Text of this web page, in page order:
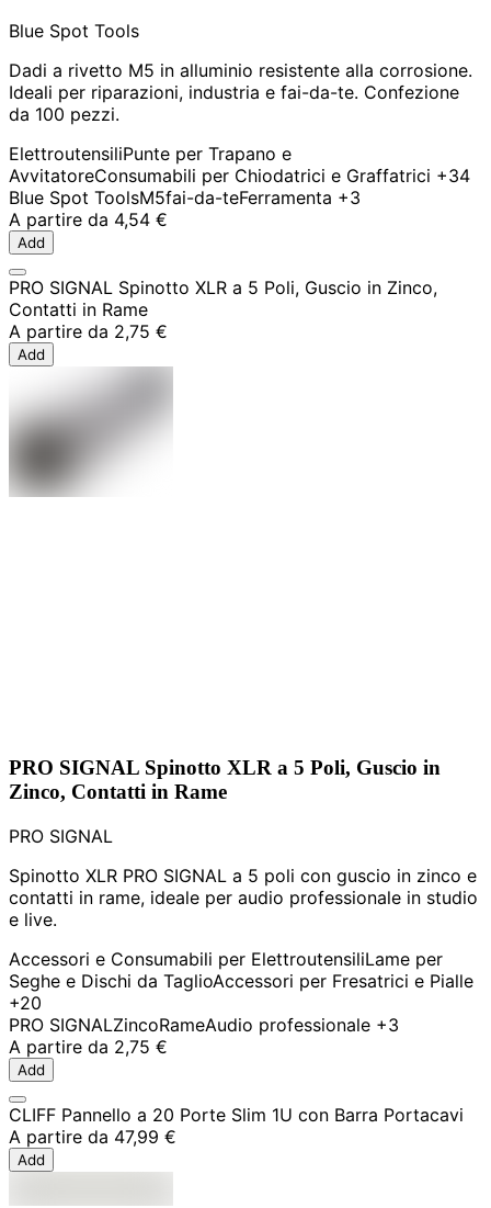
Blue Spot Tools
Dadi a rivetto M5 in alluminio resistente alla corrosione.
Ideali per riparazioni, industria e fai-da-te. Confezione
da 100 pezzi.
ElettroutensiliPunte per Trapano e
AvvitatoreConsumabili per Chiodatrici e Graffatrici +34
Blue Spot ToolsM5fai-da-teFerramenta +3
A partire da 4,54 €
Add
PRO SIGNAL Spinotto XLR a 5 Poli, Guscio in Zinco,
Contatti in Rame
A partire da 2,75 €
Add
PRO SIGNAL Spinotto XLR a 5 Poli, Guscio in
Zinco, Contatti in Rame
PRO SIGNAL
Spinotto XLR PRO SIGNAL a 5 poli con guscio in zinco e
contatti in rame, ideale per audio professionale in studio
e live.
Accessori e Consumabili per ElettroutensiliLame per
Seghe e Dischi da TaglioAccessori per Fresatrici e Pialle
+20
PRO SIGNALZincoRameAudio professionale +3
A partire da 2,75 €
Add
CLIFF Pannello a 20 Porte Slim 1U con Barra Portacavi
A partire da 47,99 €
Add